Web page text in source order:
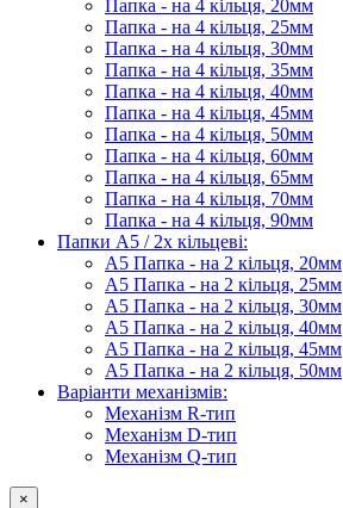
Папка - на 4 кільця, 20мм
Папка - на 4 кільця, 25мм
Папка - на 4 кільця, 30мм
Папка - на 4 кільця, 35мм
Папка - на 4 кільця, 40мм
Папка - на 4 кільця, 45мм
Папка - на 4 кільця, 50мм
Папка - на 4 кільця, 60мм
Папка - на 4 кільця, 65мм
Папка - на 4 кільця, 70мм
Папка - на 4 кільця, 90мм
Папки А5 / 2х кільцеві:
А5 Папка - на 2 кільця, 20мм
А5 Папка - на 2 кільця, 25мм
А5 Папка - на 2 кільця, 30мм
А5 Папка - на 2 кільця, 40мм
А5 Папка - на 2 кільця, 45мм
А5 Папка - на 2 кільця, 50мм
Варіанти механізмів:
Механізм R-тип
Механізм D-тип
Механізм Q-тип
×